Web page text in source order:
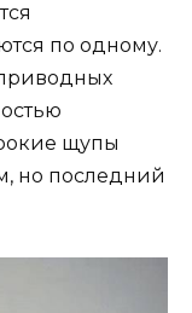
по одному.
щупы
но последний